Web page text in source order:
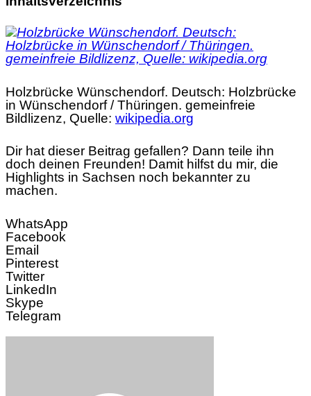
Holzbrücke Wünschendorf. Deutsch: Holzbrücke
in Wünschendorf / Thüringen. gemeinfreie
Bildlizenz, Quelle: wikipedia.org
Dir hat dieser Beitrag gefallen? Dann teile ihn
doch deinen Freunden! Damit hilfst du mir, die
Highlights in Sachsen noch bekannter zu
machen.
WhatsApp
Facebook
Email
Pinterest
Twitter
LinkedIn
Skype
Telegram